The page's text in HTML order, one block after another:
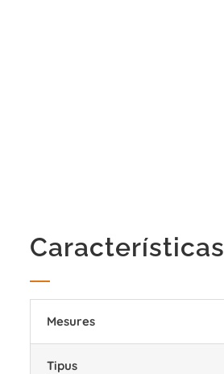
Características
Mesures
Tipus